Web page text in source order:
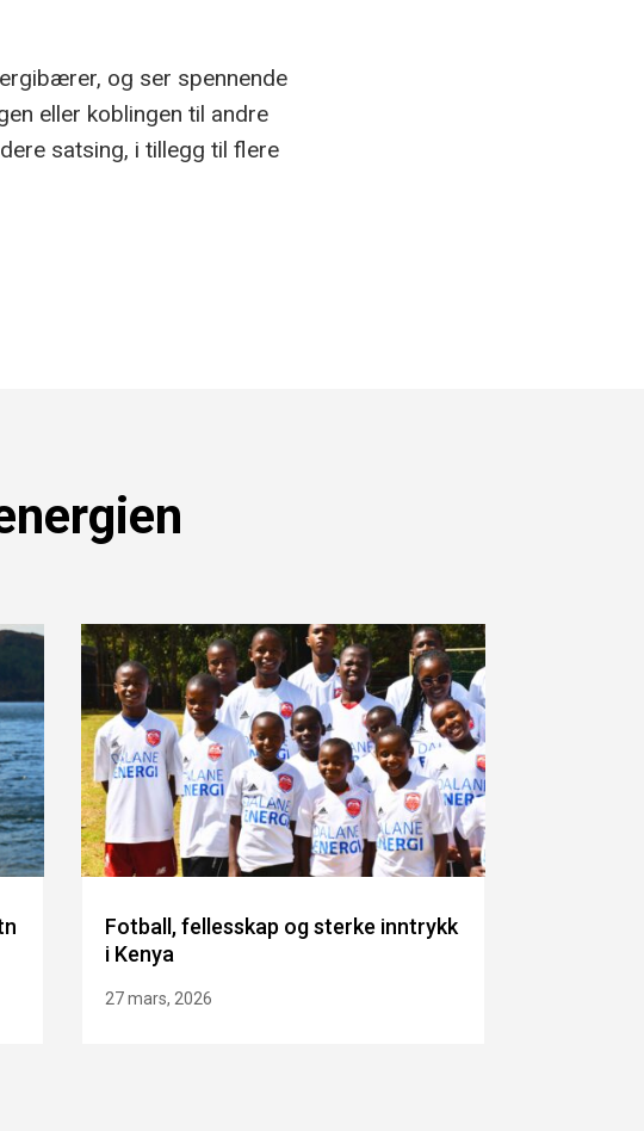
og ser spennende
eller koblingen til andre
satsing, i tillegg til flere
Fotball, fellesskap og sterke inntrykk
i Kenya
27 mars, 2026